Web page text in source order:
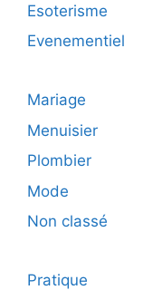
Esoterisme
Evenementiel
Mariage
Menuisier
Plombier
Mode
Non classé
Pratique